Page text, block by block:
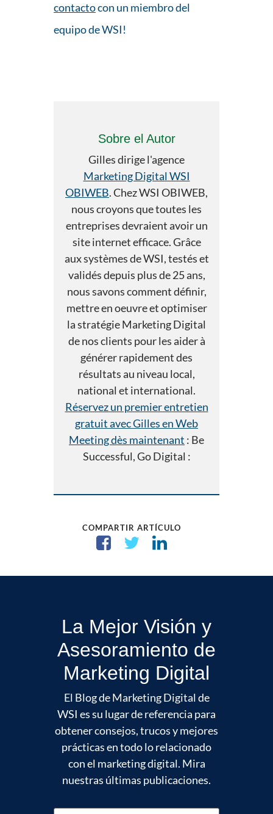
contactocon un miembro del
equipo de WSI!
Sobre el Autor
Gilles dirige l'agence
Marketing Digital WSI
OBIWEB. Chez WSI OBIWEB,
nous croyons que toutes les
entreprises devraient avoir un
site internet efficace. Grâce
aux systèmes de WSI, testés et
validés depuis plus de 25 ans,
nous savons comment définir,
mettre en oeuvre et optimiser
la stratégie Marketing Digital
de nos clients pour les aider à
générer rapidement des
résultats au niveau local,
national et international.
Réservez un premier entretien
gratuit avec Gilles en Web
Meeting dès maintenant : Be
Successful, Go Digital :
COMPARTIR ARTÍCULO
La Mejor Visión y
Asesoramiento de
Marketing Digital
El Blog de Marketing Digital de
WSI es su lugar de referencia para
obtener consejos, trucos y mejores
prácticas en todo lo relacionado
con el marketing digital. Mira
nuestras últimas publicaciones.